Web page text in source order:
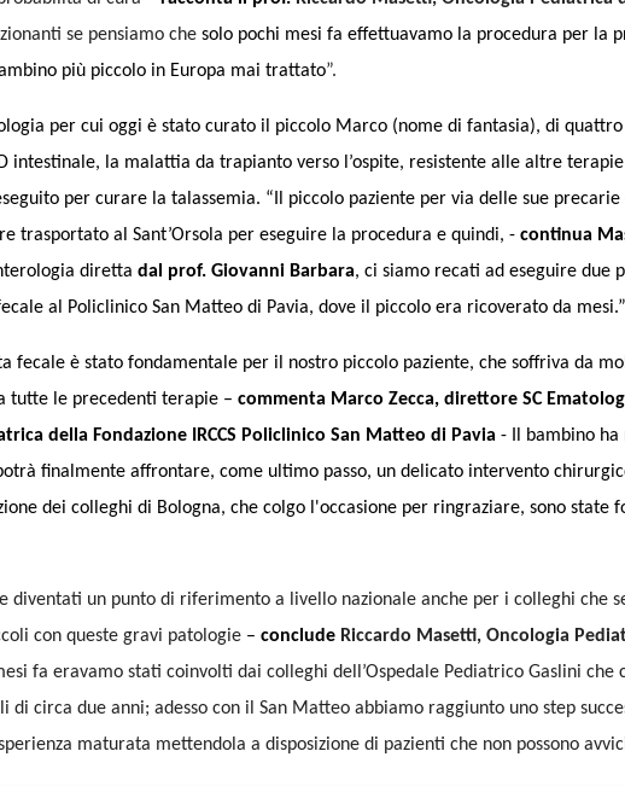
se pensiamo che solo pochi mesi fa effettuavamo la procedura per la
più piccolo in Europa mai trattato”.
per cui oggi è stato curato il piccolo Marco (nome di fantasia), di
intestinale, la malattia da trapianto verso l’ospite, resistente alle altre
per curare la talassemia. “Il piccolo paziente per via delle sue precarie
trasportato al Sant’Orsola per eseguire la procedura e quindi, - continua
diretta dal prof. Giovanni Barbara, ci siamo recati ad eseguire due
al Policlinico San Matteo di Pavia, dove il piccolo era ricoverato da mesi.”
fecale è stato fondamentale per il nostro piccolo paziente, che soffriva da
tutte le precedenti terapie – commenta Marco Zecca, direttore SC
della Fondazione IRCCS Policlinico San Matteo di Pavia - Il bambino ha
finalmente affrontare, come ultimo passo, un delicato intervento
dei colleghi di Bologna, che colgo l'occasione per ringraziare, sono state
diventati un punto di riferimento a livello nazionale anche per i colleghi che
con queste gravi patologie – conclude Riccardo Masetti, Oncologia
fa eravamo stati coinvolti dai colleghi dell’Ospedale Pediatrico Gaslini che
di circa due anni; adesso con il San Matteo abbiamo raggiunto uno step
maturata mettendola a disposizione di pazienti che non possono